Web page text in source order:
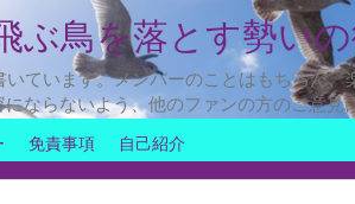
ぶ鳥を落とす勢い
ています。メンバーのことはもちろん
ならないよう、他のファンの方のご意見
免責事項 自己紹介